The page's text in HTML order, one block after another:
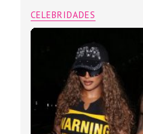
CELEBRIDADES